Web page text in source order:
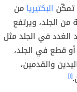
تمكّن البكتيريا من
من الجلد، ويرتفع
الغدد في الجلد مثل
أو قطع في الجلد،
والقدمين،
[١]